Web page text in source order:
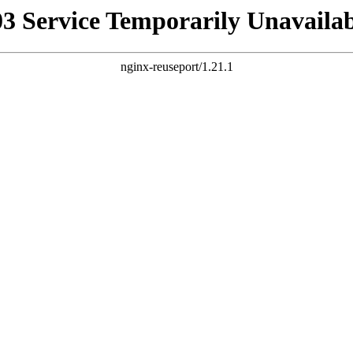
Service Temporarily
nginx-reuseport/1.21.1